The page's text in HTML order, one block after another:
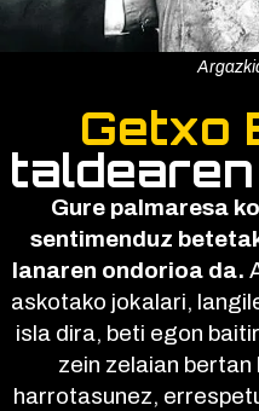
Getxo
Gure palmaresa
sentimenduz
lanaren ondorioa da.
askotako jokalari,
isla dira, beti egon
zein zelaian bertan
harrotasunez,